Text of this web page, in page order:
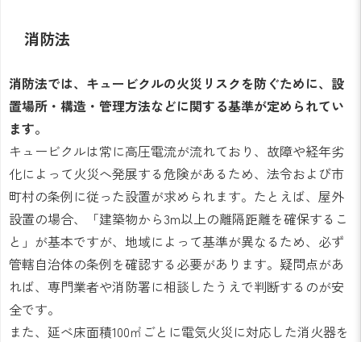
消防法
消防法では、キュービクルの火災リスクを防ぐために、設
置場所・構造・管理方法などに関する基準が定められてい
ます。
キュービクルは常に高圧電流が流れており、故障や経年劣
化によって火災へ発展する危険があるため、法令および市
町村の条例に従った設置が求められます。たとえば、屋外
設置の場合、「建築物から3m以上の離隔距離を確保するこ
と」が基本ですが、地域によって基準が異なるため、必ず
管轄自治体の条例を確認する必要があります。疑問点があ
れば、専門業者や消防署に相談したうえで判断するのが安
全です。
また、延べ床面積100㎡ごとに電気火災に対応した消火器を